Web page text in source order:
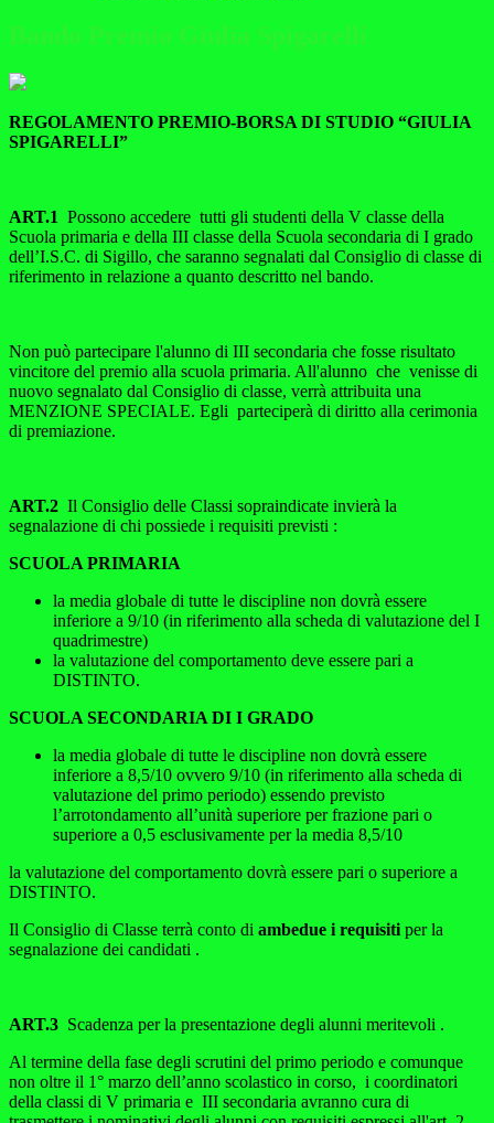
Bando Premio Giulia Spigarelli
REGOLAMENTO PREMIO-BORSA DI STUDIO “GIULIA
SPIGARELLI”
ART.1 Possono accedere tutti gli studenti della V classe della
Scuola primaria e della III classe della Scuola secondaria di I grado
dell’I.S.C. di Sigillo, che saranno segnalati dal Consiglio di classe di
riferimento in relazione a quanto descritto nel bando.
Non può partecipare l'alunno di III secondaria che fosse risultato
vincitore del premio alla scuola primaria. All'alunno che venisse di
nuovo segnalato dal Consiglio di classe, verrà attribuita una
MENZIONE SPECIALE. Egli parteciperà di diritto alla cerimonia
di premiazione.
ART.2 Il Consiglio delle Classi sopraindicate invierà la
segnalazione di chi possiede i requisiti previsti :
SCUOLA PRIMARIA
la media globale di tutte le discipline non dovrà essere
inferiore a 9/10 (in riferimento alla scheda di valutazione del I
quadrimestre)
la valutazione del comportamento deve essere pari a
DISTINTO.
SCUOLA SECONDARIA DI I GRADO
la media globale di tutte le discipline non dovrà essere
inferiore a 8,5/10 ovvero 9/10 (in riferimento alla scheda di
valutazione del primo periodo) essendo previsto
l’arrotondamento all’unità superiore per frazione pari o
superiore a 0,5 esclusivamente per la media 8,5/10
la valutazione del comportamento dovrà essere pari o superiore a
DISTINTO.
Il Consiglio di Classe terrà conto di ambedue i requisiti per la
segnalazione dei candidati .
ART.3 Scadenza per la presentazione degli alunni meritevoli .
Al termine della fase degli scrutini del primo periodo e comunque
non oltre il 1° marzo dell’anno scolastico in corso, i coordinatori
della classi di V primaria e III secondaria avranno cura di